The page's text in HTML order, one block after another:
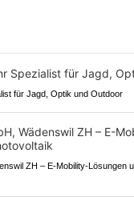
für Jagd, Optik und Outdoor
ZH – E-Mobility-Lösungen